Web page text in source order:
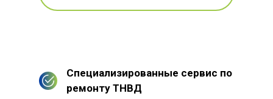
Специализированные сервис по
ремонту ТНВД